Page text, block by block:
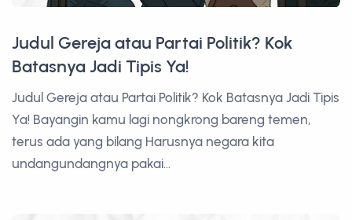
Judul Gereja atau Partai Politik? Kok
Batasnya Jadi Tipis Ya!
Judul Gereja atau Partai Politik? Kok Batasnya Jadi Tipis
Ya! Bayangin kamu lagi nongkrong bareng temen,
terus ada yang bilang Harusnya negara kita
undangundangnya pakai...